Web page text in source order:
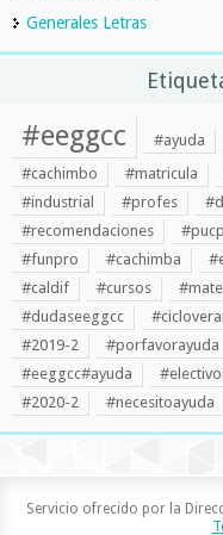
Generales Letras
#eeggcc #ayuda
#cachimbo
#matricula
#industrial
#profes
#recomendaciones
#pucp
#funpro
#cachimba
#caldif
#cursos
#dudaseeggcc
#2019-2
#porfavorayuda
#eeggcc#ayuda
#2020-2
#necesitoayuda
Servicio ofrecido por la